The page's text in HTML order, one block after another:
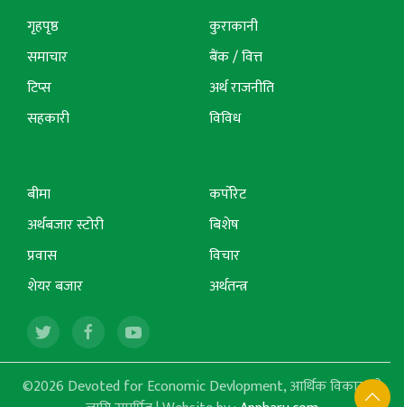
गृहपृष्ठ
समाचार
टिप्स
सहकारी
कुराकानी
बैंक / वित्त
अर्थ राजनीति
विविध
बीमा
अर्थबजार स्टोरी
प्रवास
शेयर बजार
कर्पोरेट
बिशेष
विचार
अर्थतन्त्र
©2026 Devoted for Economic Devlopment, आर्थिक विकासको